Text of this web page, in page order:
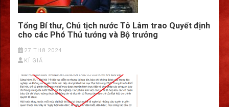
Tổng Bí thư, Chủ tịch nước Tô Lâm trao Quyết định
cho các Phó Thủ tướng và Bộ trưởng
27 TH8 2024
KÍ GIẢ